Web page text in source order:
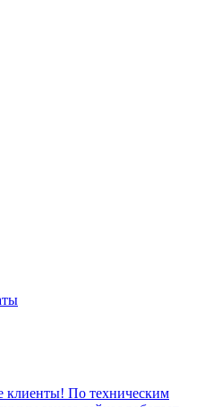
клиенты! По техническим